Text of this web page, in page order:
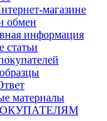
магазине
обмен
информация
статьи
материалы